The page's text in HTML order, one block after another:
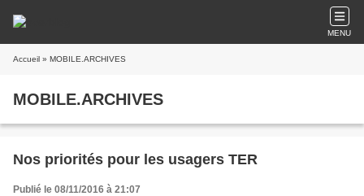
MENU
Accueil » MOBILE.ARCHIVES
MOBILE.ARCHIVES
Nos priorités pour les usagers TER
Publié le 08/11/2016 à 21:07